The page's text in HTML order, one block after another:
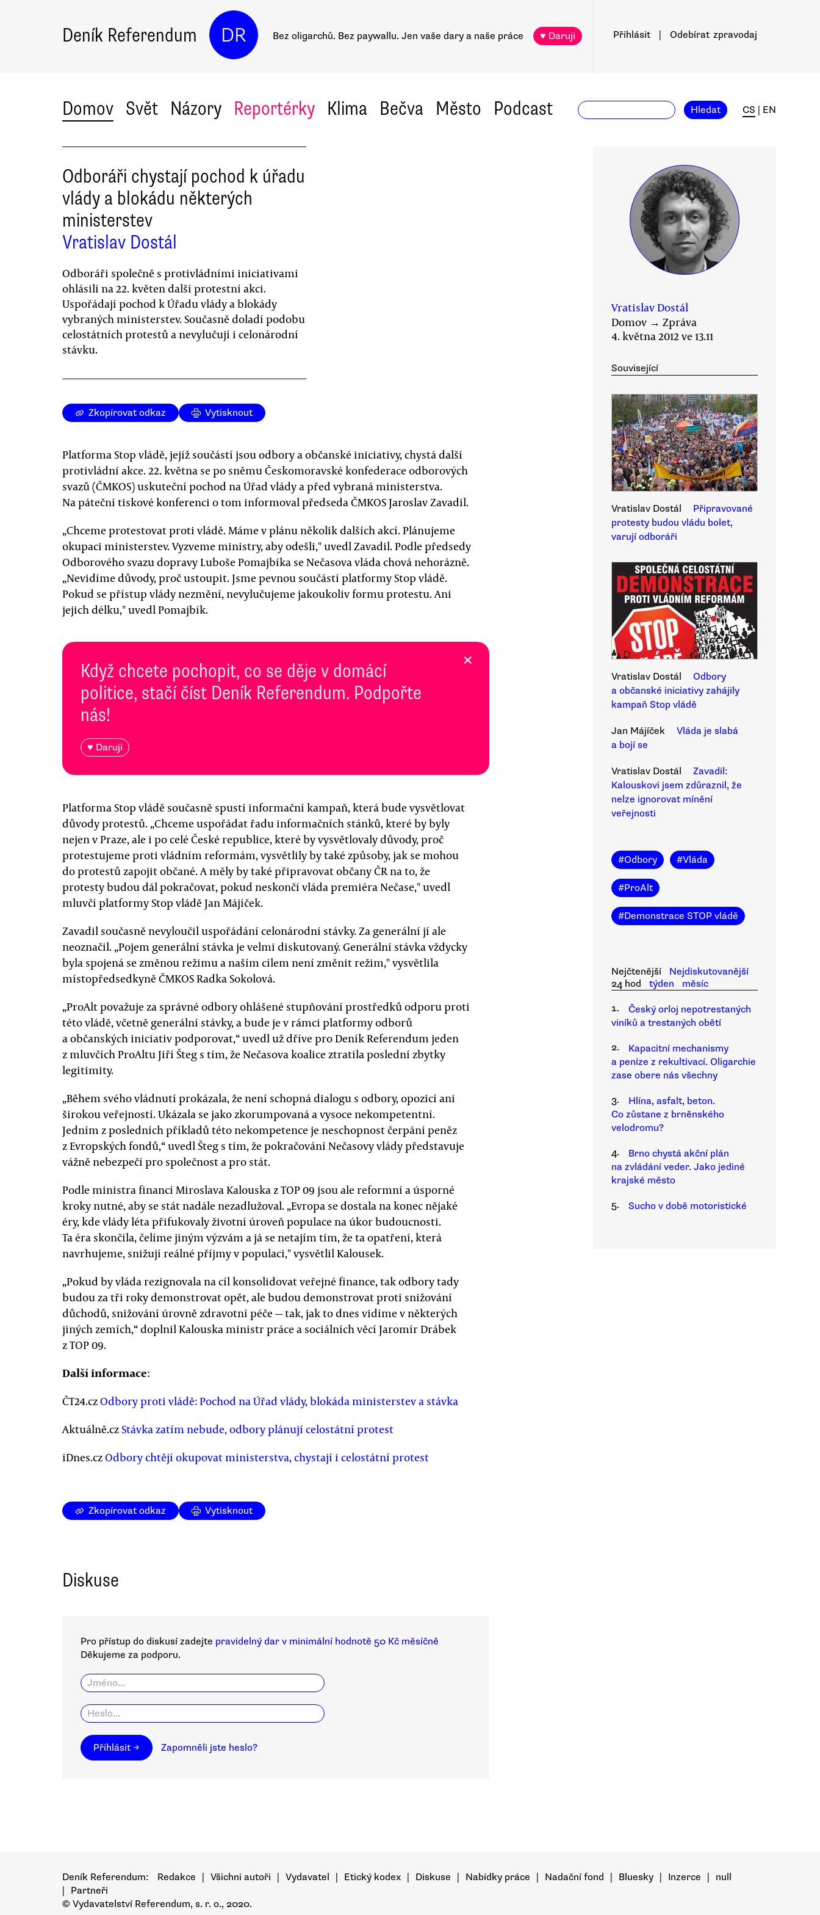
Deník Referendum DR Bez oligarchů. Bez paywallu. Jen vaše dary a naše práce ♥ Daruji Přihlásit Odebírat zpravodaj
Domov Svět Názory Reportérky Klima Bečva Město Podcast Hledat CS EN
Odboráři chystají pochod k úřadu
vlády a blokádu některých
ministerstev
Vratislav Dostál
Odboráři společně s protivládními iniciativami
ohlásili na 22. květen další protestní akci.
Uspořádají pochod k Úřadu vlády a blokády
vybraných ministerstev. Současně doladí podobu
celostátních protestů a nevylučují i celonárodní
stávku.
Zkopírovat odkaz Vytisknout
Platforma Stop vládě, jejíž součástí jsou odbory a občanské iniciativy, chystá další
protivládní akce. 22. května se po sněmu Českomoravské konfederace odborových
svazů (ČMKOS) uskuteční pochod na Úřad vlády a před vybraná ministerstva.
Na páteční tiskové konferenci o tom informoval předseda ČMKOS Jaroslav Zavadil.
„Chceme protestovat proti vládě. Máme v plánu několik dalších akcí. Plánujeme
okupaci ministerstev. Vyzveme ministry, aby odešli," uvedl Zavadil. Podle předsedy
Odborového svazu dopravy Luboše Pomajbíka se Nečasova vláda chová nehorázně.
„Nevidíme důvody, proč ustoupit. Jsme pevnou součástí platformy Stop vládě.
Pokud se přístup vlády nezmění, nevylučujeme jakoukoliv formu protestu. Ani
jejich délku," uvedl Pomajbík.
Když chcete pochopit, co se děje v domácí
politice, stačí číst Deník Referendum. Podpořte
nás!
♥ Daruji
×
Platforma Stop vládě současně spustí informační kampaň, která bude vysvětlovat
důvody protestů. „Chceme uspořádat řadu informačních stánků, které by byly
nejen v Praze, ale i po celé České republice, které by vysvětlovaly důvody, proč
protestujeme proti vládním reformám, vysvětlily by také způsoby, jak se mohou
do protestů zapojit občané. A měly by také připravovat občany ČR na to, že
protesty budou dál pokračovat, pokud neskončí vláda premiéra Nečase," uvedl
mluvčí platformy Stop vládě Jan Májíček.
Zavadil současně nevyloučil uspořádání celonárodní stávky. Za generální jí ale
neoznačil. „Pojem generální stávka je velmi diskutovaný. Generální stávka vždycky
byla spojená se změnou režimu a naším cílem není změnit režim," vysvětlila
místopředsedkyně ČMKOS Radka Sokolová.
„ProAlt považuje za správné odbory ohlášené stupňování prostředků odporu proti
této vládě, včetně generální stávky, a bude je v rámci platformy odborů
a občanských iniciativ podporovat,“ uvedl už dříve pro Deník Referendum jeden
z mluvčích ProAltu Jiří Šteg s tím, že Nečasova koalice ztratila poslední zbytky
legitimity.
„Během svého vládnutí prokázala, že není schopná dialogu s odbory, opozicí ani
širokou veřejností. Ukázala se jako zkorumpovaná a vysoce nekompetentní.
Jedním z posledních příkladů této nekompetence je neschopnost čerpání peněz
z Evropských fondů,“ uvedl Šteg s tím, že pokračování Nečasovy vlády představuje
vážně nebezpečí pro společnost a pro stát.
Podle ministra financí Miroslava Kalouska z TOP 09 jsou ale reformní a úsporné
kroky nutné, aby se stát nadále nezadlužoval. „Evropa se dostala na konec nějaké
éry, kde vlády léta přifukovaly životní úroveň populace na úkor budoucnosti.
Ta éra skončila, čelíme jiným výzvám a já se netajím tím, že ta opatření, která
navrhujeme, snižují reálné příjmy v populaci," vysvětlil Kalousek.
„Pokud by vláda rezignovala na cíl konsolidovat veřejné finance, tak odbory tady
budou za tři roky demonstrovat opět, ale budou demonstrovat proti snižování
důchodů, snižování úrovně zdravotní péče — tak, jak to dnes vidíme v některých
jiných zemích,“ doplnil Kalouska ministr práce a sociálních věcí Jaromír Drábek
z TOP 09.
Další informace:
ČT24.czOdbory proti vládě: Pochod na Úřad vlády, blokáda ministerstev a stávka
Aktuálně.czStávka zatím nebude, odbory plánují celostátní protest
iDnes.czOdbory chtějí okupovat ministerstva, chystají i celostátní protest
Vratislav Dostál
Domov → Zpráva
4. května 2012 ve 13.11
Související
Vratislav Dostál
Připravované
protesty budou vládu bolet,
varují odboráři
Vratislav Dostál
Odbory
a občanské iniciativy zahájily
kampaň Stop vládě
Jan Májíček
Vláda je slabá
a bojí se
Vratislav Dostál
Zavadil:
Kalouskovi jsem zdůraznil, že
nelze ignorovat mínění
veřejnosti
#Odbory #Vláda
#ProAlt
#Demonstrace STOP vládě
Nejčtenější
Nejdiskutovanější
24 hod
týden
měsíc
1.
Český orloj nepotrestaných
viníků a trestaných obětí
2.
Kapacitní mechanismy
a peníze z rekultivací. Oligarchie
zase obere nás všechny
3.
Hlína, asfalt, beton.
Co zůstane z brněnského
velodromu?
4.
Brno chystá akční plán
na zvládání veder. Jako jediné
krajské město
5.
Sucho v době motoristické
Zkopírovat odkaz Vytisknout
Diskuse
Pro přístup do diskusí zadejte pravidelný dar v minimální hodnotě 50 Kč měsíčně
Děkujeme za podporu.
Přihlásit → Zapomněli jste heslo?
Deník Referendum: Redakce Všichni autoři Vydavatel Etický kodex Diskuse Nabídky práce Nadační fond Bluesky Inzerce
null
Partneři
© Vydavatelství Referendum, s. r. o., 2020.